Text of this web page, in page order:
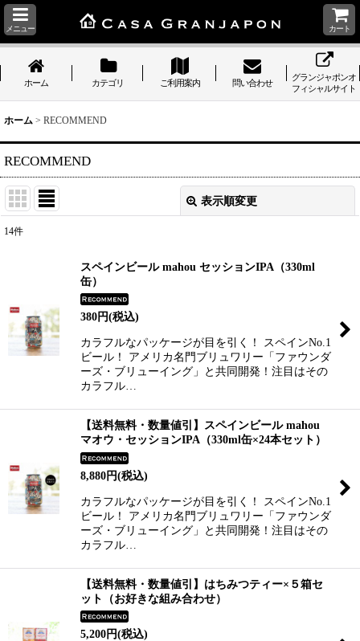
メニュー カート
ホーム カテゴリ ご利用案内 問い合わせ
グランジャポンオ
フィシャルサイト
ホーム > RECOMMEND
RECOMMEND
表示順変更
14件
スペインビール mahou セッションIPA（330ml
缶）
380円(税込)
カラフルなパッケージが目を引く！ スペインNo.1
ビール！ アメリカ名門ブリュワリー「ファウンダ
ーズ・ブリューイング」と共同開発！注目はその
カラフル…
【送料無料・数量値引】スペインビール mahou
マオウ・セッションIPA（330ml缶×24本セット）
8,880円(税込)
カラフルなパッケージが目を引く！ スペインNo.1
ビール！ アメリカ名門ブリュワリー「ファウンダ
ーズ・ブリューイング」と共同開発！注目はその
カラフル…
【送料無料・数量値引】はちみつティー×５箱セ
ット（お好きな組み合わせ）
5,200円(税込)